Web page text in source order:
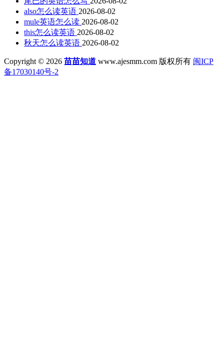
also怎么读英语 2026-08-02
mule英语怎么读 2026-08-02
this怎么读英语 2026-08-02
秋天怎么读英语 2026-08-02
Copyright © 2026 苗苗知道 www.ajesmm.com 版权所有 闽ICP
备17030140号-2